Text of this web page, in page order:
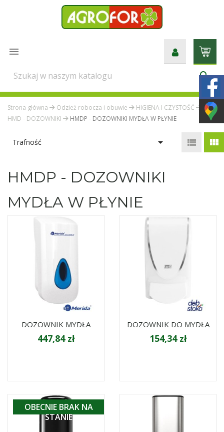

search
Strona główna Odzież robocza i obuwie
HIGIENA I CZYSTOŚĆ
HMD - DOZOWNIKI
HMDP - DOZOWNIKI MYDŁA W PŁYNIE
Trafność   
HMDP - DOZOWNIKI
MYDŁA W PŁYNIE
DOZOWNIK MYDŁA
447,84 zł
DOZOWNIK DO MYDŁA
154,34 zł
OBECNIE BRAK NA
STANIE